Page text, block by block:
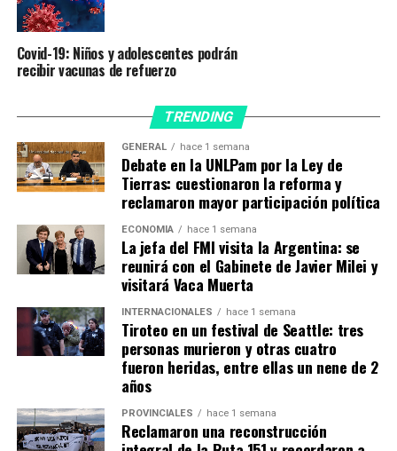
El esquema para los niños y adolescentes entre 3 y 18
años sin comorbilidades son: dos dosis como esquema
inicial, más un refuerzo. Lo que totalizan tres dosis (Getty
Covid-19: Niños y adolescentes podrán
recibir vacunas de refuerzo
TRENDING
GENERAL hace 1 semana
Debate en la UNLPam por la Ley de
Tierras: cuestionaron la reforma y
reclamaron mayor participación política
ECONOMÍA hace 1 semana
La jefa del FMI visita la Argentina: se
reunirá con el Gabinete de Javier Milei y
visitará Vaca Muerta
INTERNACIONALES hace 1 semana
Tiroteo en un festival de Seattle: tres
personas murieron y otras cuatro
fueron heridas, entre ellas un nene de 2
años
PROVINCIALES hace 1 semana
Reclamaron una reconstrucción